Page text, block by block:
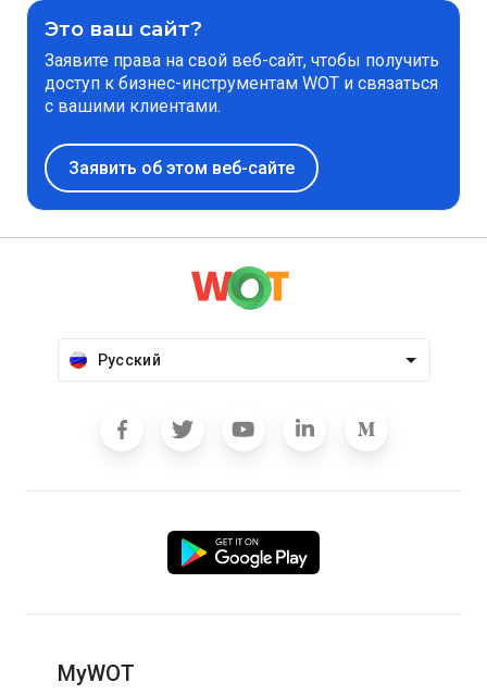
Это ваш сайт?
Заявите права на свой веб-сайт, чтобы получить
доступ к бизнес-инструментам WOT и связаться
с вашими клиентами.
Заявить об этом веб-сайте
Русский
MyWOT